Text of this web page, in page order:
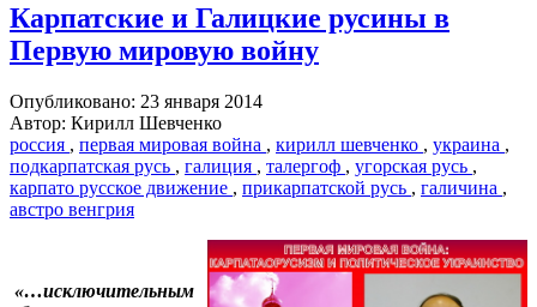
Карпатские и Галицкие русины в
Первую мировую войну
Опубликовано: 23 января 2014
Автор: Кирилл Шевченко
россия , первая мировая война , кирилл шевченко , украина ,
подкарпатская русь , галиция , талергоф , угорская русь ,
карпато русское движение , прикарпатской русь , галичина ,
австро венгрия
«…исключительным